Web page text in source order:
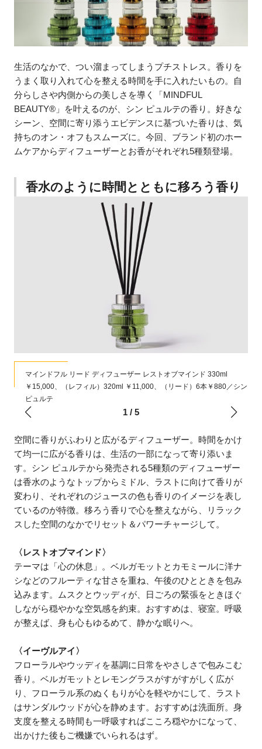
生活のなかで、つい溜まってしまうプチストレス。香りを
うまく取り入れて心を整える時間を手に入れたいもの。自
分らしさや内側からの美しさを導く「MINDFUL
BEAUTY®」を叶えるのが、シン ピュルテの香り。好きな
シーン、空間に寄り添うエビデンスに基づいた香りは、気
持ちのオン・オフもスムーズに。今回、ブランド初のホー
ムケアからディフューザーとお香がそれぞれ5種類登場。
香水のように時間とともに移ろう香り
マインドフル リード ディフューザー レストオブマインド 330ml
￥15,000、（レフィル）320ml ￥11,000、（リード）6本￥880／シン
ピュルテ
1/ 5
空間に香りがふわりと広がるディフューザー。時間をかけ
て均一に広がる香りは、生活の一部になって寄り添いま
す。シン ピュルテから発売される5種類のディフューザー
は香水のようなトップからミドル、ラストに向けて香りが
変わり、それぞれのジュースの色も香りのイメージを表し
ているのが特徴。移ろう香りで心を整えながら、リラック
スした空間のなかでリセット＆パワーチャージして。
〈レストオブマインド〉
テーマは「心の休息」。ベルガモットとカモミールに洋ナ
シなどのフルーティな甘さを重ね、午後のひとときを包み
込みます。ムスクとウッディが、日ごろの緊張をときほぐ
しながら穏やかな空気感を約束。おすすめは、寝室。呼吸
が整えば、身も心もゆるめて、静かな眠りへ。
〈イーヴルアイ〉
フローラルやウッディを基調に日常をやさしさで包みこむ
香り。ベルガモットとレモングラスがすがすがしく広が
り、フローラル系のぬくもりが心を軽やかにして、ラスト
はサンダルウッドが心を静めます。おすすめは洗面所。身
支度を整える時間も一呼吸すればこころ穏やかになって、
出かけた後もご機嫌でいられるはず。